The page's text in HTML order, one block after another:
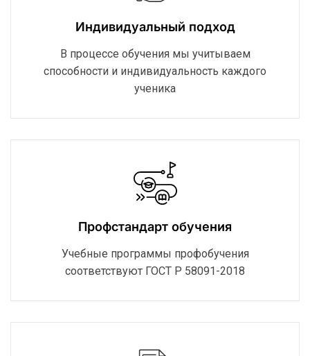
Индивидуальный подход
В процессе обучения мы учитываем
способности и индивидуальность каждого
ученика
Профстандарт обучения
Учебные программы профобучения
соответствуют ГОСТ Р 58091-2018